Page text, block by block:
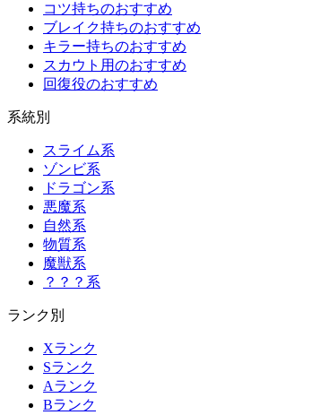
コツ持ちのおすすめ
ブレイク持ちのおすすめ
キラー持ちのおすすめ
スカウト用のおすすめ
回復役のおすすめ
系統別
スライム系
ゾンビ系
ドラゴン系
悪魔系
自然系
物質系
魔獣系
？？？系
ランク別
Xランク
Sランク
Aランク
Bランク